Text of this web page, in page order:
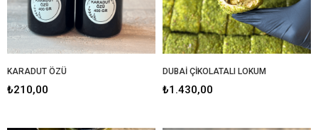
KARADUT ÖZÜ
₺210,00
DUBAİ ÇİKOLATALI LOKUM
₺1.430,00